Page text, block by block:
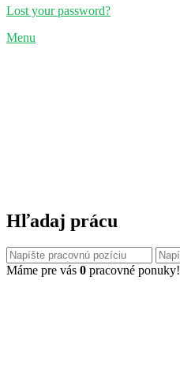
Lost your password?
Menu
Hľadaj prácu
Máme pre vás 0 pracovné ponuky!